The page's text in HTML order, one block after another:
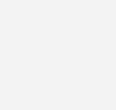
und La­ge der